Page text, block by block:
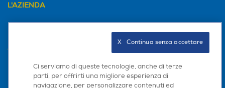
L'AZIENDA
AREA CLIENTI
PRIVACYCi serviamo di queste tecnologie, anche di terze
parti, per offrirti una migliore esperienza di
navigazione, per personalizzare contenuti ed
X   Continua senza accettare